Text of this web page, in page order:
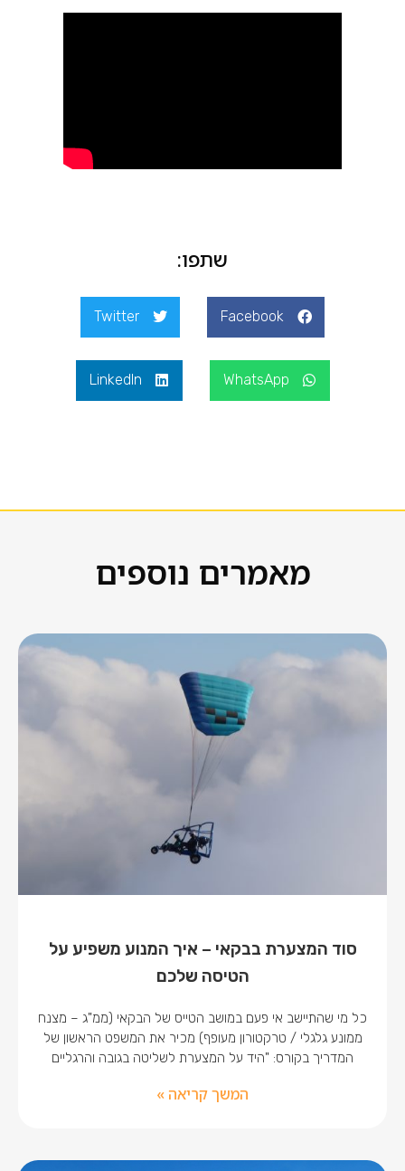
שתפו:
Facebook
Twitter
WhatsApp
LinkedIn
מאמרים נוספים
סוד המצערת בבקאי – איך המנוע משפיע על
הטיסה שלכם
כל מי שהתיישב אי פעם במושב הטייס של הבקאי (ממ"ג – מצנח
ממונע גלגלי / טרקטורון מעופף) מכיר את המשפט הראשון של
המדריך בקורס: "היד על המצערת לשליטה בגובה והרגליים
המשך קריאה »